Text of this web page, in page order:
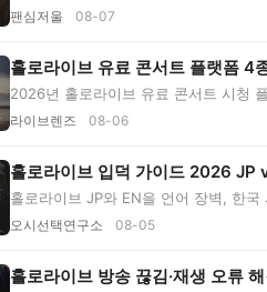
다....
팬심저울 08-07
홀로라이브 유료 콘서트 플랫폼 4
2026년 홀로라이브 유료 콘서트 시청
외 이용, ...
라이브렌즈 08-06
홀로라이브 입덕 가이드 2026 JP
홀로라이브 JP와 EN을 언어 장벽, 한
다....
오시선택연구소 08-05
홀로라이브 방송 끊김·재생 오류